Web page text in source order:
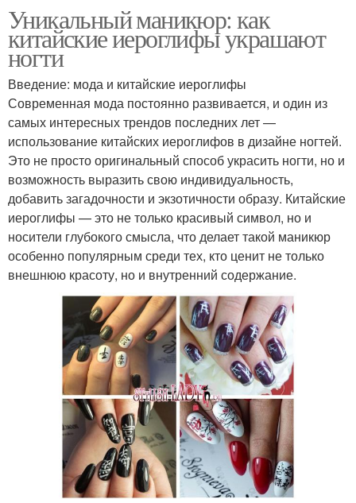
Уникальный маникюр: как
китайские иероглифы украшают
ногти
Введение: мода и китайские иероглифы
Современная мода постоянно развивается, и один из
самых интересных трендов последних лет —
использование китайских иероглифов в дизайне ногтей.
Это не просто оригинальный способ украсить ногти, но и
возможность выразить свою индивидуальность,
добавить загадочности и экзотичности образу. Китайские
иероглифы — это не только красивый символ, но и
носители глубокого смысла, что делает такой маникюр
особенно популярным среди тех, кто ценит не только
внешнюю красоту, но и внутренний содержание.